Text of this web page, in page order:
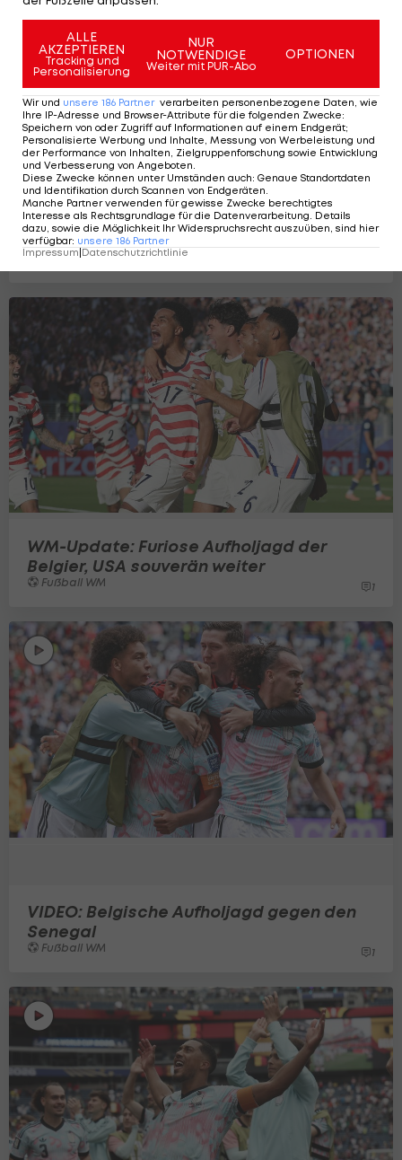
Afrikas WM-Erfolg schwindet: Aus neun
wurden zwei
WM-Update: Furiose Aufholjagd der
Belgier, USA souverän weiter
Fußball WM 1
VIDEO: Belgische Aufholjagd gegen den
Senegal
Fußball WM 1
ALLE
AKZEPTIEREN
Tracking und
Personalisierung
NUR
NOTWENDIGE
Weiter mit PUR-Abo
OPTIONEN
Wir und unsere 186 Partner verarbeiten personenbezogene Daten, wie
Ihre IP-Adresse und Browser-Attribute für die folgenden Zwecke:
Speichern von oder Zugriff auf Informationen auf einem Endgerät;
Personalisierte Werbung und Inhalte, Messung von Werbeleistung und
der Performance von Inhalten, Zielgruppenforschung sowie Entwicklung
und Verbesserung von Angeboten
Diese Zwecke können unter Umständen auch: Genaue Standortdaten
und Identifikation durch Scannen von Endgeräten
Manche Partner verwenden für gewisse Zwecke berechtigtes
Interesse als Rechtsgrundlage für die Datenverarbeitung. Details
dazu, sowie die Möglichkeit Ihr Widerspruchsrecht auszuüben, sind hier
verfügbar: unsere 186 Partner
Impressum|Datenschutzrichtlinie